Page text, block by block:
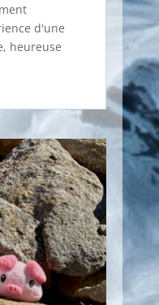
d'une
heureuse